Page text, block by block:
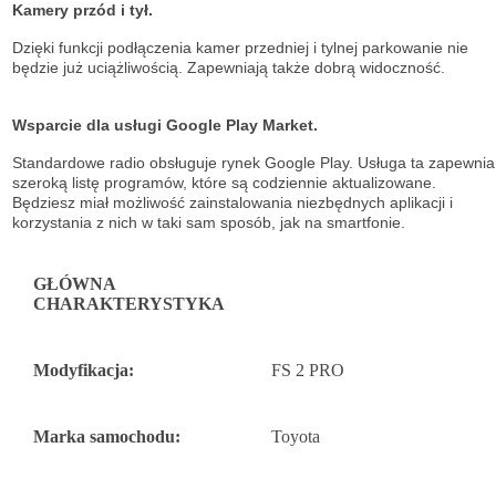
Kamery przód i tył.
Dzięki funkcji podłączenia kamer przedniej i tylnej parkowanie nie
będzie już uciążliwością. Zapewniają także dobrą widoczność.
Wsparcie dla usługi Google Play Market.
Standardowe radio obsługuje rynek Google Play. Usługa ta zapewnia
szeroką listę programów, które są codziennie aktualizowane.
Będziesz miał możliwość zainstalowania niezbędnych aplikacji i
korzystania z nich w taki sam sposób, jak na smartfonie.
GŁÓWNA
CHARAKTERYSTYKA
Modyfikacja: FS 2 PRO
Marka samochodu: Toyota